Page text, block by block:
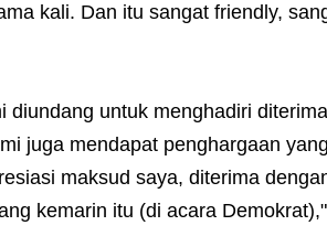
kali. Dan itu sangat friendly,
diundang untuk menghadiri
juga mendapat penghargaan
maksud saya, diterima
kemarin itu (di acara